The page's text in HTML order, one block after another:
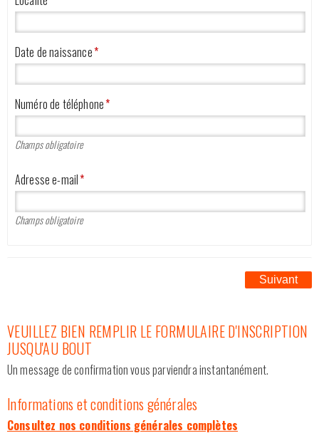
Date de naissance*
Numéro de téléphone*
Champs obligatoire
Adresse e-mail*
Champs obligatoire
Suivant
VEUILLEZ BIEN REMPLIR LE FORMULAIRE D'INSCRIPTION
JUSQU'AU BOUT
Un message de confirmation vous parviendra instantanément.
Informations et conditions générales
Consultez nos conditions générales complètes